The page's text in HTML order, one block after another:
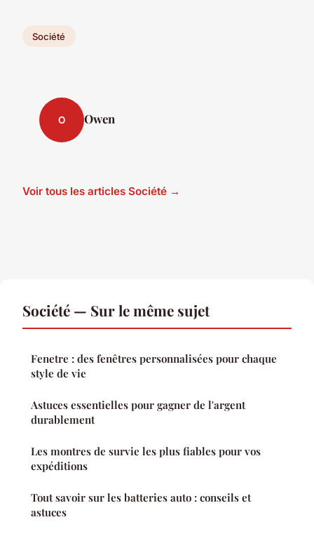
Société
O Owen
Voir tous les articles Société →
Société — Sur le même sujet
Fenetre : des fenêtres personnalisées pour chaque
style de vie
Astuces essentielles pour gagner de l'argent
durablement
Les montres de survie les plus fiables pour vos
expéditions
Tout savoir sur les batteries auto : conseils et
astuces